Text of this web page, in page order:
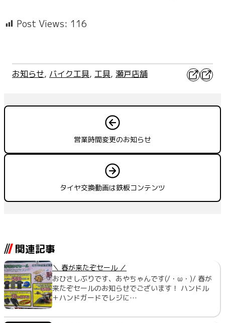
Post Views: 116
お知らせ, バイク工具, 工具, 瀬戸店舗 X
営業時間変更のお知らせ
タイヤ交換動画は鉄板コンテンツ
関連記事
＼ 春が来たぞセール ／
おひさしぶりです、あやちゃんです(/・ω・)/ 春が
来たぞセールのお知らせでございます！ ハンドル
＋ハンドガードでレジに…